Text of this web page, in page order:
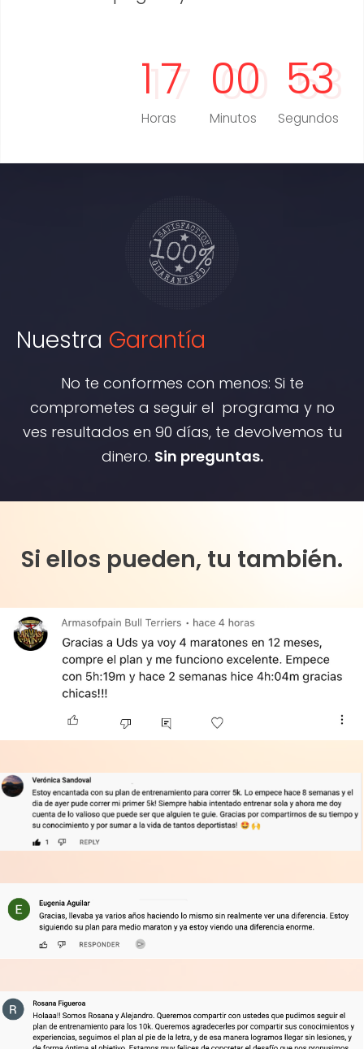
1 7
Horas
00
Minutos
52
Segundos
Nuestra Garantía
No te conformes con menos: Si te
comprometes a seguir el programa y no
ves resultados en 90 días, te devolvemos tu
dinero. Sin preguntas.
Si ellos pueden, tu también.